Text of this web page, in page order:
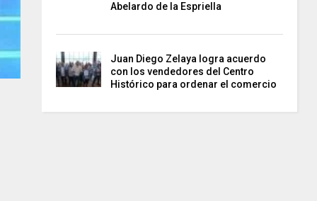
Abelardo de la Espriella
Juan Diego Zelaya logra acuerdo
con los vendedores del Centro
Histórico para ordenar el comercio